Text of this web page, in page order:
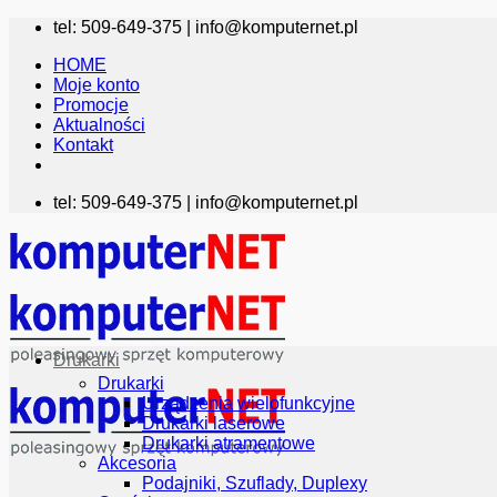
Przewiń
zawartości
tel: 509-649-375 | info@komputernet.pl
HOME
Moje konto
Promocje
Aktualności
Kontakt
tel: 509-649-375 | info@komputernet.pl
Drukarki
Drukarki
Urządzenia wielofunkcyjne
Drukarki laserowe
Drukarki atramentowe
Akcesoria
Podajniki, Szuflady, Duplexy